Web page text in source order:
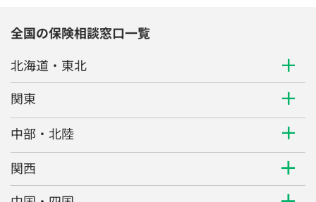
全国の保険相談窓口一覧
北海道・東北
関東
中部・北陸
関西